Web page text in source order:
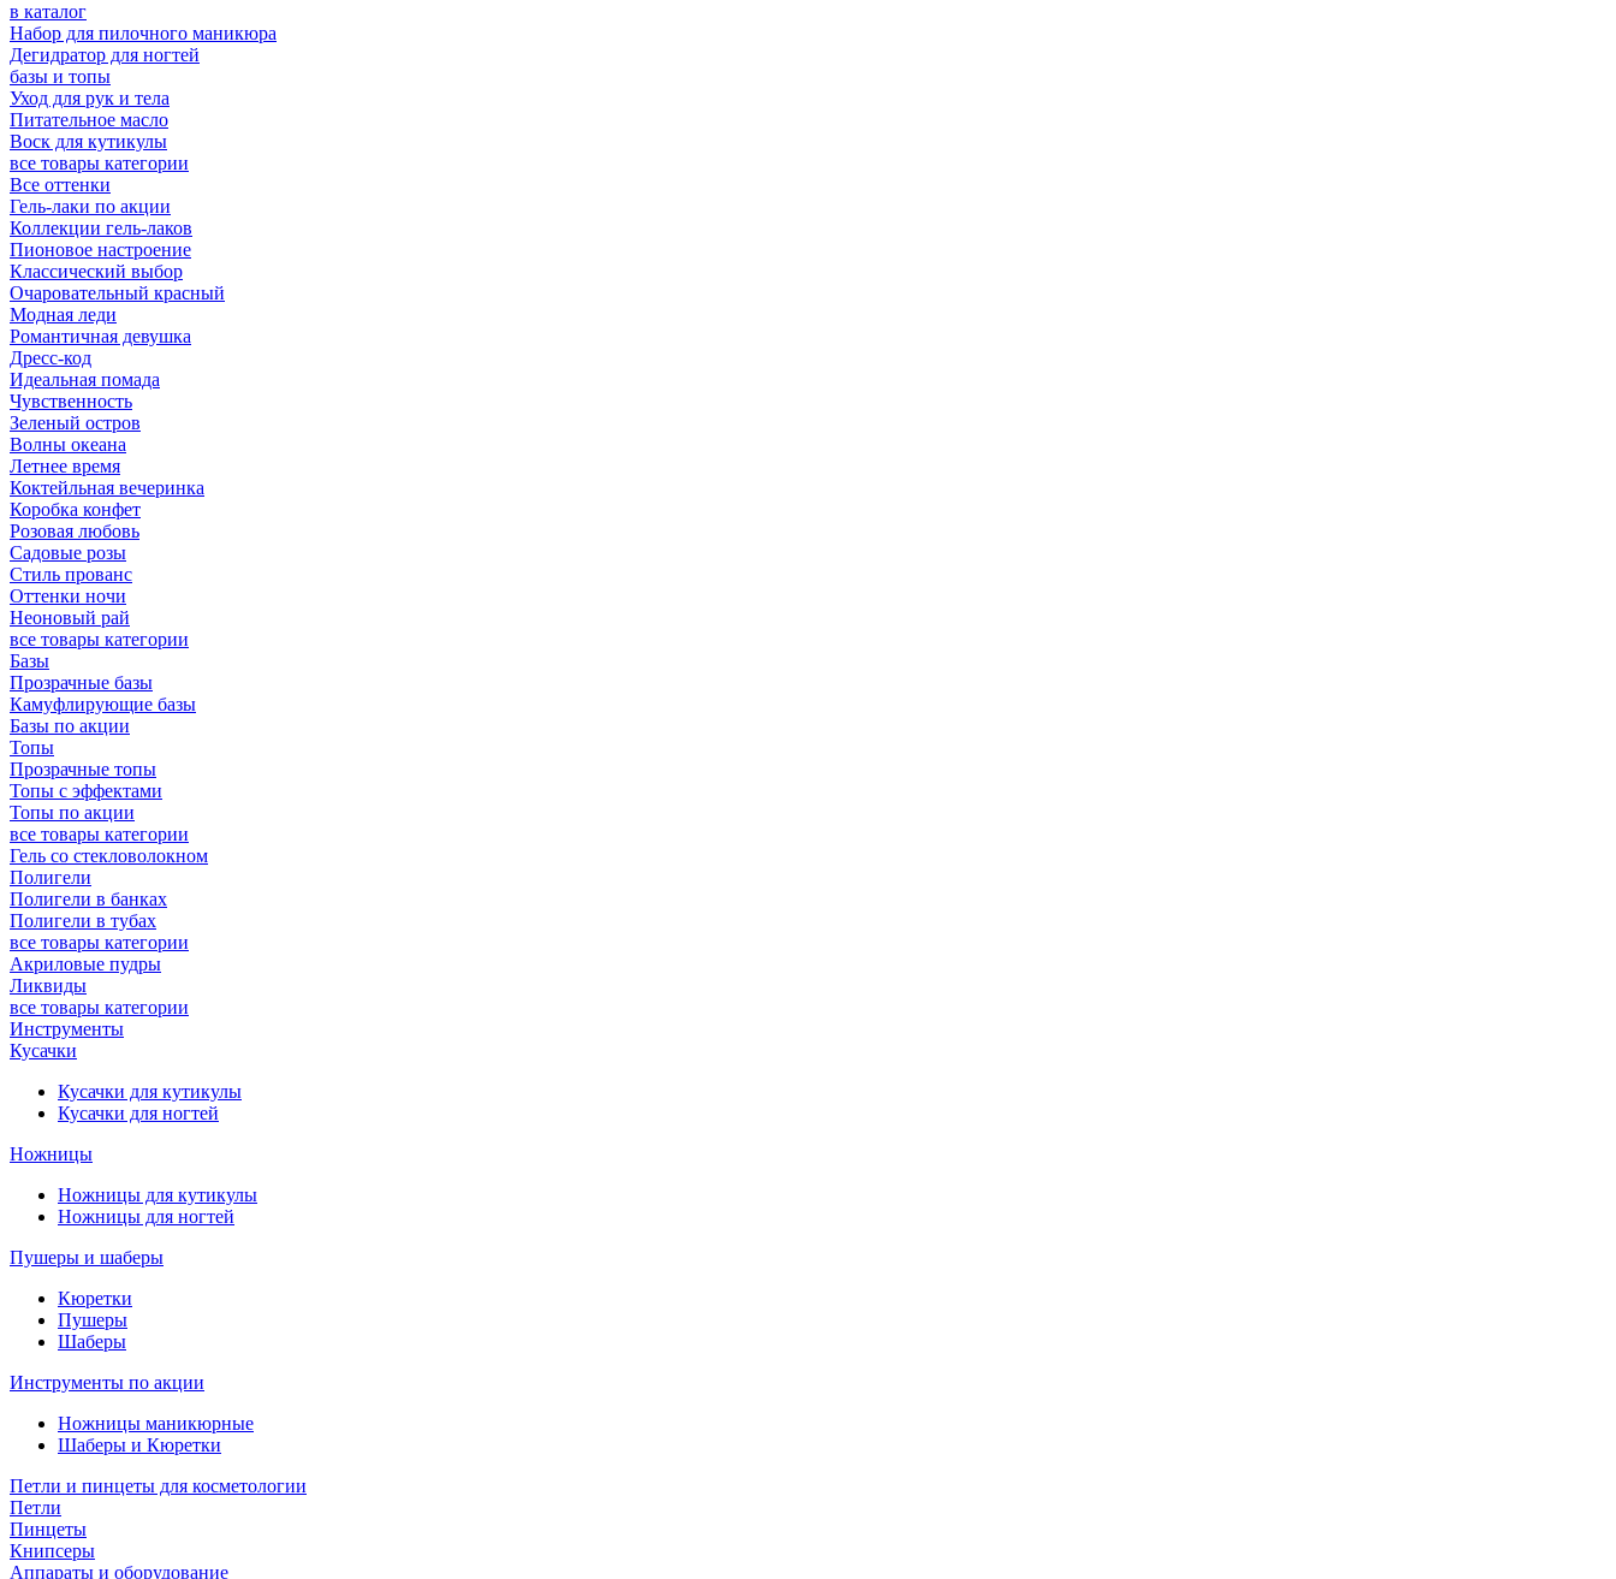
в каталог
Набор для пилочного маникюра
Дегидратор для ногтей
базы и топы
Уход для рук и тела
Питательное масло
Воск для кутикулы
все товары категории
Все оттенки
Гель-лаки по акции
Коллекции гель-лаков
Пионовое настроение
Классический выбор
Очаровательный красный
Модная леди
Романтичная девушка
Дресс-код
Идеальная помада
Чувственность
Зеленый остров
Волны океана
Летнее время
Коктейльная вечеринка
Коробка конфет
Розовая любовь
Садовые розы
Стиль прованс
Оттенки ночи
Неоновый рай
все товары категории
Базы
Прозрачные базы
Камуфлирующие базы
Базы по акции
Топы
Прозрачные топы
Топы с эффектами
Топы по акции
все товары категории
Гель со стекловолокном
Полигели
Полигели в банках
Полигели в тубах
все товары категории
Акриловые пудры
Ликвиды
все товары категории
Инструменты
Кусачки
Кусачки для кутикулы
Кусачки для ногтей
Ножницы
Ножницы для кутикулы
Ножницы для ногтей
Пушеры и шаберы
Кюретки
Пушеры
Шаберы
Инструменты по акции
Ножницы маникюрные
Шаберы и Кюретки
Петли и пинцеты для косметологии
Петли
Пинцеты
Книпсеры
Аппараты и оборудование